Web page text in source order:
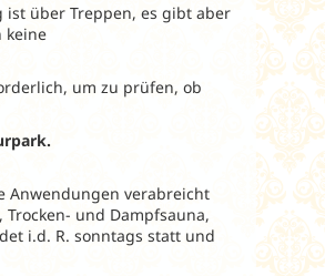
ist über Treppen, es gibt aber
keine
um zu prüfen, ob
Anwendungen verabreicht
und Dampfsauna,
i.d. R. sonntags statt und